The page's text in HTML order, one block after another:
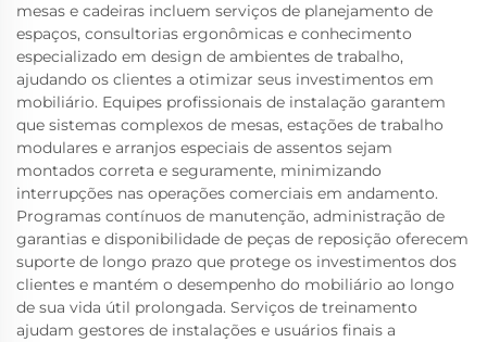
mesas e cadeiras incluem serviços de planejamento de
espaços, consultorias ergonômicas e conhecimento
especializado em design de ambientes de trabalho,
ajudando os clientes a otimizar seus investimentos em
mobiliário. Equipes profissionais de instalação garantem
que sistemas complexos de mesas, estações de trabalho
modulares e arranjos especiais de assentos sejam
montados correta e seguramente, minimizando
interrupções nas operações comerciais em andamento.
Programas contínuos de manutenção, administração de
garantias e disponibilidade de peças de reposição oferecem
suporte de longo prazo que protege os investimentos dos
clientes e mantém o desempenho do mobiliário ao longo
de sua vida útil prolongada. Serviços de treinamento
ajudam gestores de instalações e usuários finais a